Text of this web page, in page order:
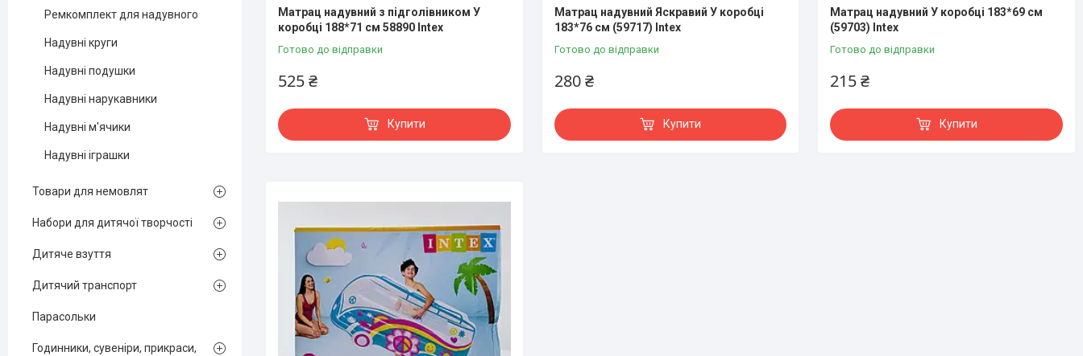
Матрац надувний з підголівником У
коробці 188*71 см 58890 Intex
Готово до відправки
525 ₴
Купити
Матрац надувний Яскравий У коробці
183*76 см (59717) Intex
Готово до відправки
280 ₴
Купити
Матрац надувний У коробці 183*69 см
(59703) Intex
Готово до відправки
215 ₴
Купити
Ремкомплект для надувного
Надувні круги
Надувні подушки
Надувні нарукавники
Надувні м'ячики
Надувні іграшки
Товари для немовлят
Набори для дитячої творчості
Дитяче взуття
Дитячий транспорт
Парасольки
Годинники, сувеніри, прикраси,